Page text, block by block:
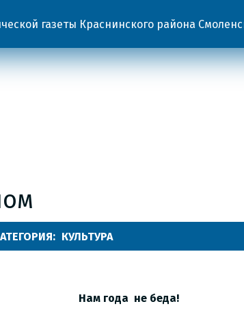
газеты Краснинского района
КУЛЬТУРА
Нам года не беда!